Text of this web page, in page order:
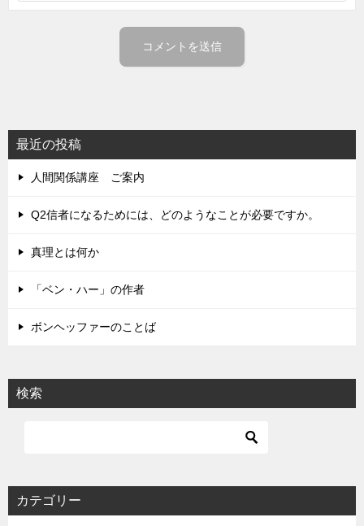
最近の投稿
人間関係講座 ご案内
Q2信者になるためには、どのようなことが必要ですか。
真理とは何か
「ベン・ハー」の作者
ボンヘッファーのことば
検索
カテゴリー